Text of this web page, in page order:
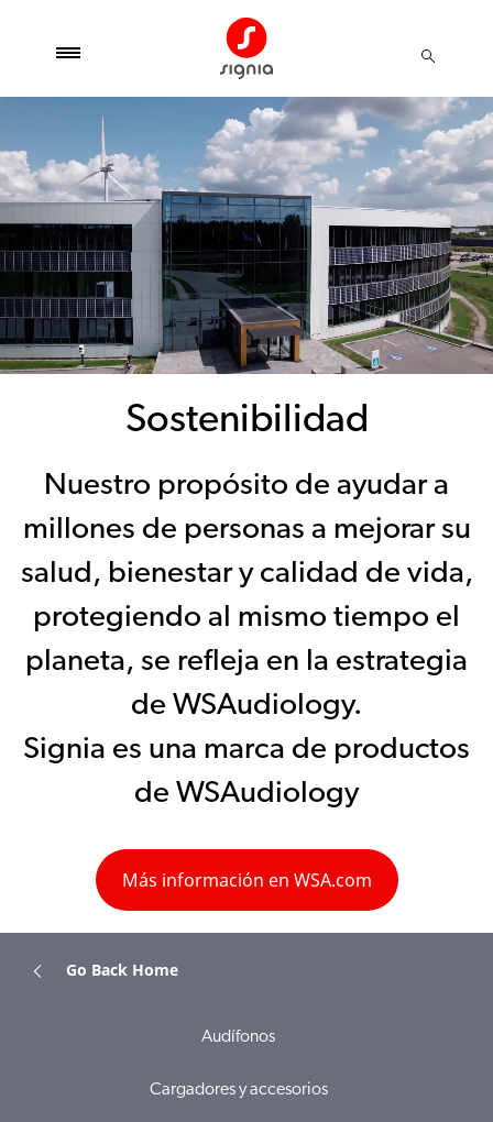
Sostenibilidad
Nuestro propósito de ayudar a
millones de personas a mejorar su
salud, bienestar y calidad de vida,
protegiendo al mismo tiempo el
planeta, se refleja en la estrategia
de WSAudiology.
Signia es una marca de productos
de WSAudiology
Más información en WSA.com
Go Back Home
Audífonos
Cargadores y accesorios